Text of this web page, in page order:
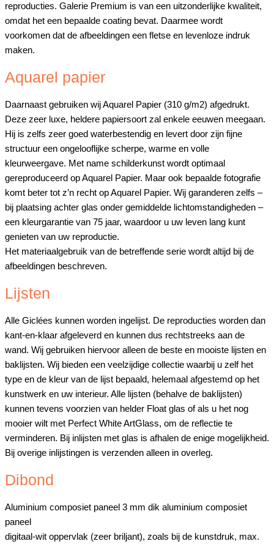
reproducties. Galerie Premium is van een uitzonderlijke kwaliteit,
omdat het een bepaalde coating bevat. Daarmee wordt
voorkomen dat de afbeeldingen een fletse en levenloze indruk
maken.
Aquarel papier
Daarnaast gebruiken wij Aquarel Papier (310 g/m2) afgedrukt.
Deze zeer luxe, heldere papiersoort zal enkele eeuwen meegaan.
Hij is zelfs zeer goed waterbestendig en levert door zijn fijne
structuur een ongelooflijke scherpe, warme en volle
kleurweergave. Met name schilderkunst wordt optimaal
gereproduceerd op Aquarel Papier. Maar ook bepaalde fotografie
komt beter tot z’n recht op Aquarel Papier. Wij garanderen zelfs –
bij plaatsing achter glas onder gemiddelde lichtomstandigheden –
een kleurgarantie van 75 jaar, waardoor u uw leven lang kunt
genieten van uw reproductie.
Het materiaalgebruik van de betreffende serie wordt altijd bij de
afbeeldingen beschreven.
Lijsten
Alle Giclées kunnen worden ingelijst. De reproducties worden dan
kant-en-klaar afgeleverd en kunnen dus rechtstreeks aan de
wand. Wij gebruiken hiervoor alleen de beste en mooiste lijsten en
baklijsten. Wij bieden een veelzijdige collectie waarbij u zelf het
type en de kleur van de lijst bepaald, helemaal afgestemd op het
kunstwerk en uw interieur. Alle lijsten (behalve de baklijsten)
kunnen tevens voorzien van helder Float glas of als u het nog
mooier wilt met Perfect White ArtGlass, om de reflectie te
verminderen. Bij inlijsten met glas is afhalen de enige mogelijkheid.
Bij overige inlijstingen is verzenden alleen in overleg.
Dibond
Aluminium composiet paneel 3 mm dik aluminium composiet
paneel
digitaal-wit oppervlak (zeer briljant), zoals bij de kunstdruk, max.